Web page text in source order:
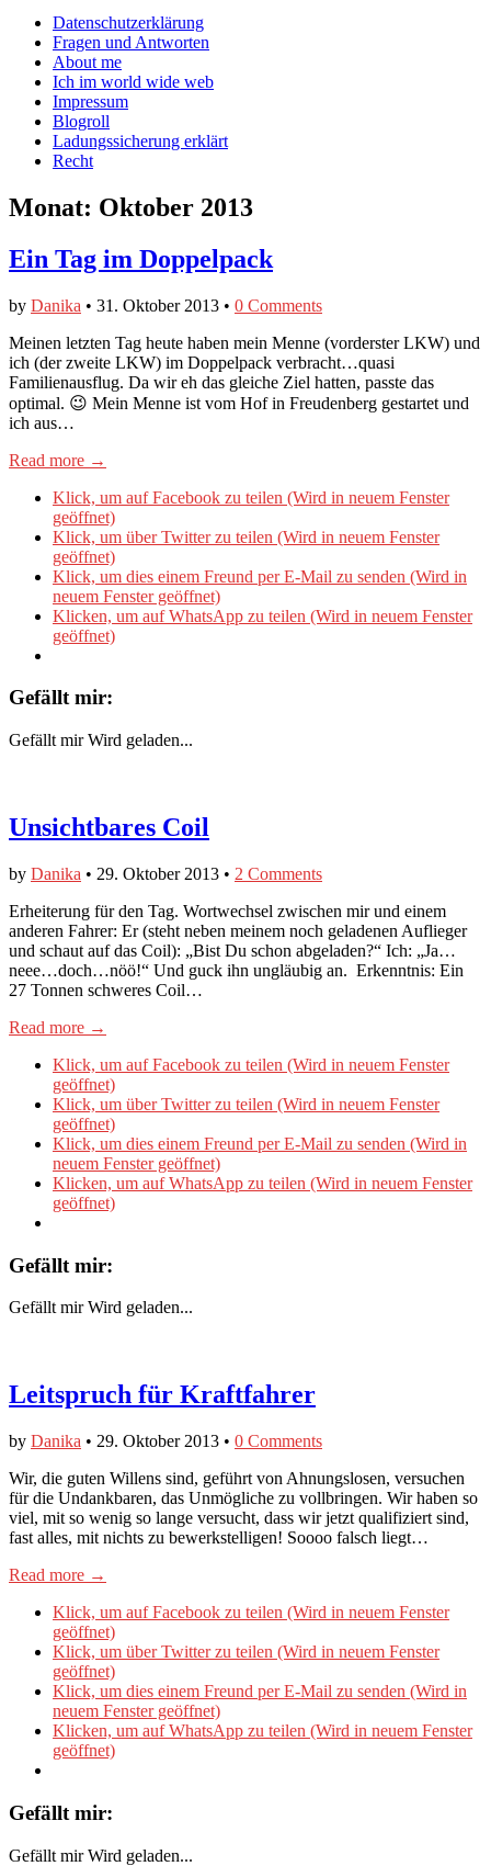
Facebook
anzeigen
Twitter
anzeigen
auf
Instagram
anzeigen
Main
menu
Skip
content
Datenschutzerklärung
Fragen und Antworten
About me
Ich im world wide web
Impressum
Blogroll
Ladungssicherung erklärt
Recht
Monat: Oktober 2013
Ein Tag im Doppelpack
by Danika • 31. Oktober 2013 • 0 Comments
Meinen letzten Tag heute haben mein Menne (vorderster LKW) und
ich (der zweite LKW) im Doppelpack verbracht…quasi
Familienausflug. Da wir eh das gleiche Ziel hatten, passte das
optimal. 😉 Mein Menne ist vom Hof in Freudenberg gestartet und
ich aus…
Read more →
Klick, um auf Facebook zu teilen (Wird in neuem Fenster
geöffnet)
Klick, um über Twitter zu teilen (Wird in neuem Fenster
geöffnet)
Klick, um dies einem Freund per E-Mail zu senden (Wird in
neuem Fenster geöffnet)
Klicken, um auf WhatsApp zu teilen (Wird in neuem Fenster
geöffnet)
Gefällt mir:
Gefällt mir Wird geladen...
Unsichtbares Coil
by Danika • 29. Oktober 2013 • 2 Comments
Erheiterung für den Tag. Wortwechsel zwischen mir und einem
anderen Fahrer: Er (steht neben meinem noch geladenen Auflieger
und schaut auf das Coil): „Bist Du schon abgeladen?“ Ich: „Ja…
neee…doch…nöö!“ Und guck ihn ungläubig an. Erkenntnis: Ein
27 Tonnen schweres Coil…
Read more →
Klick, um auf Facebook zu teilen (Wird in neuem Fenster
geöffnet)
Klick, um über Twitter zu teilen (Wird in neuem Fenster
geöffnet)
Klick, um dies einem Freund per E-Mail zu senden (Wird in
neuem Fenster geöffnet)
Klicken, um auf WhatsApp zu teilen (Wird in neuem Fenster
geöffnet)
Gefällt mir:
Gefällt mir Wird geladen...
Leitspruch für Kraftfahrer
by Danika • 29. Oktober 2013 • 0 Comments
Wir, die guten Willens sind, geführt von Ahnungslosen, versuchen
für die Undankbaren, das Unmögliche zu vollbringen. Wir haben so
viel, mit so wenig so lange versucht, dass wir jetzt qualifiziert sind,
fast alles, mit nichts zu bewerkstelligen! Soooo falsch liegt…
Read more →
Klick, um auf Facebook zu teilen (Wird in neuem Fenster
geöffnet)
Klick, um über Twitter zu teilen (Wird in neuem Fenster
geöffnet)
Klick, um dies einem Freund per E-Mail zu senden (Wird in
neuem Fenster geöffnet)
Klicken, um auf WhatsApp zu teilen (Wird in neuem Fenster
geöffnet)
Gefällt mir:
Gefällt mir Wird geladen...